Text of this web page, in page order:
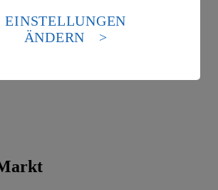
mit einem nach europäischen
angemessenen Datenschutzniveau an.
Risiko eines Zugriffs durch US-
Herausgeber der Seite findest du
EINSTELLUNGEN
ÄNDERN